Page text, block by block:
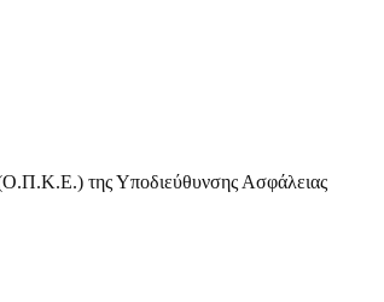
της Υποδιεύθυνσης Ασφάλειας